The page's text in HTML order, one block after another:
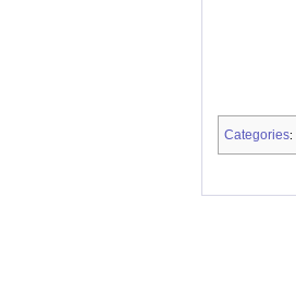
Categories: